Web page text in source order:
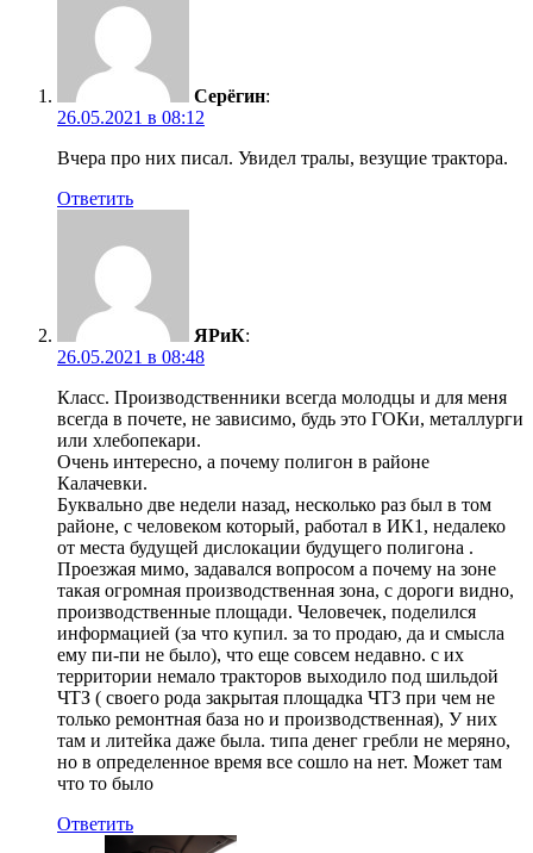
Cерёгин:
26.05.2021 в 08:12
Вчера про них писал. Увидел тралы, везущие трактора.
Ответить
ЯРиК:
26.05.2021 в 08:48
Класс. Производственники всегда молодцы и для меня
всегда в почете, не зависимо, будь это ГОКи, металлурги
или хлебопекари.
Очень интересно, а почему полигон в районе
Калачевки.
Буквально две недели назад, несколько раз был в том
районе, с человеком который, работал в ИК1, недалеко
от места будущей дислокации будущего полигона .
Проезжая мимо, задавался вопросом а почему на зоне
такая огромная производственная зона, с дороги видно,
производственные площади. Человечек, поделился
информацией (за что купил. за то продаю, да и смысла
ему пи-пи не было), что еще совсем недавно. с их
территории немало тракторов выходило под шильдой
ЧТЗ ( своего рода закрытая площадка ЧТЗ при чем не
только ремонтная база но и производственная), У них
там и литейка даже была. типа денег гребли не меряно,
но в определенное время все сошло на нет. Может там
что то было
Ответить